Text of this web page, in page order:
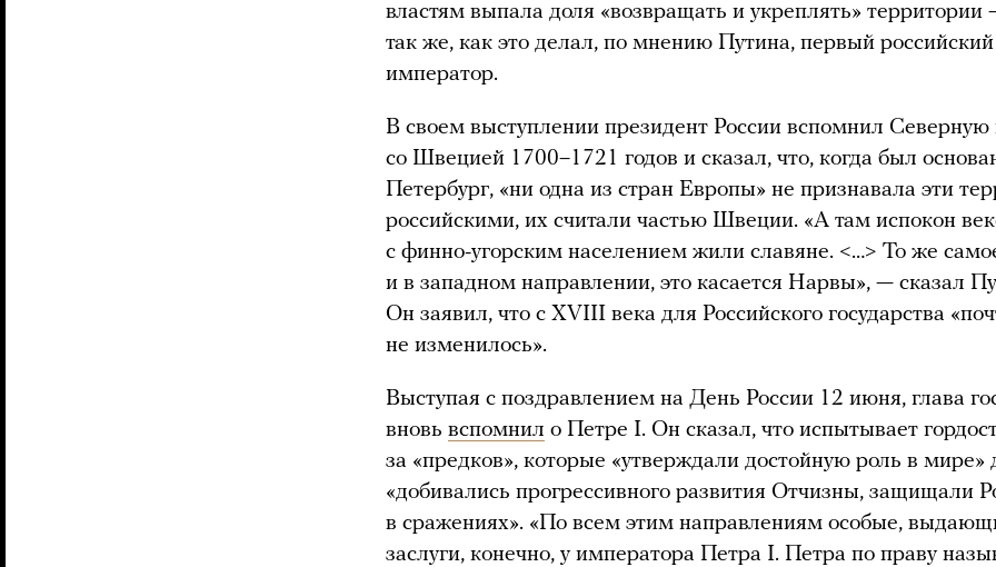
властям выпала доля «возвращать и укреплять» территории
так же, как это делал, по мнению Путина, первый российский
император.
В своем выступлении президент России вспомнил Северную
со Швецией 1700–1721 годов и сказал, что, когда был
Петербург, «ни одна из стран Европы» не признавала эти
российскими, их считали частью Швеции. «А там испокон
с финно-угорским населением жили славяне. <…> То же
и в западном направлении, это касается Нарвы», — сказал
Он заявил, что с XVIII века для Российского государства
не изменилось».
Выступая с поздравлением на День России 12 июня, глава
вновь вспомнил о Петре I. Он сказал, что испытывает
за «предков», которые «утверждали достойную роль в мире»
«добивались прогрессивного развития Отчизны, защищали
в сражениях». «По всем этим направлениям особые,
заслуги, конечно, у императора Петра I. Петра по праву